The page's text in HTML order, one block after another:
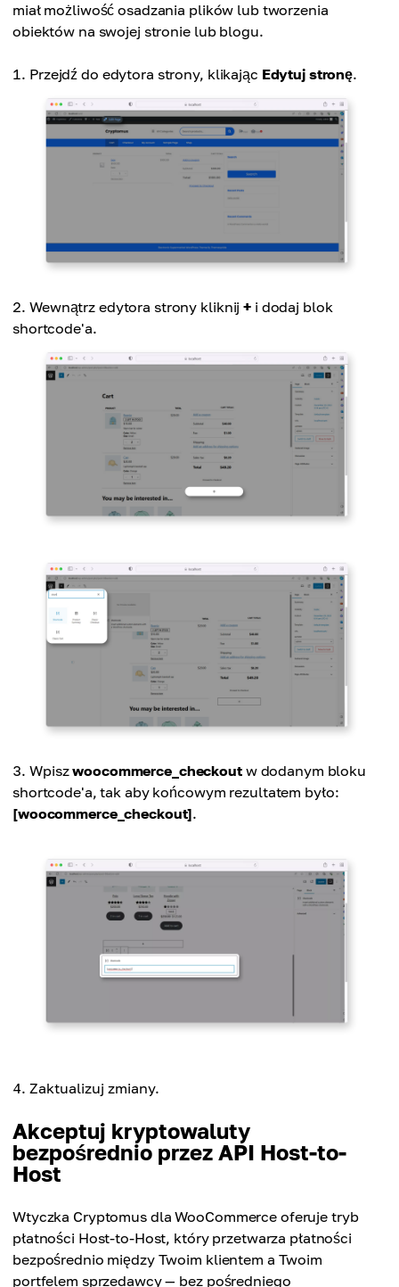
miał możliwość osadzania plików lub tworzenia
obiektów na swojej stronie lub blogu.
Przejdź do edytora strony, klikając Edytuj stronę.
Wewnątrz edytora strony kliknij+ i dodaj blok
shortcode'a.
Wpiszwoocommerce_checkoutw dodanym bloku
shortcode'a, tak aby końcowym rezultatem było:
[woocommerce_checkout].
Zaktualizuj zmiany.
Akceptuj kryptowaluty
bezpośrednio przez API Host-to-
Host
Wtyczka Cryptomus dla WooCommerce oferuje tryb
płatności Host-to-Host, który przetwarza płatności
bezpośrednio między Twoim klientem a Twoim
portfelem sprzedawcy — bez pośredniego